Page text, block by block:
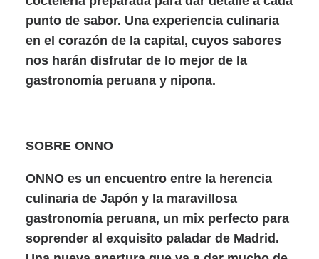
punto de sabor. Una experiencia culinaria
en el corazón de la capital, cuyos sabores
nos harán disfrutar de lo mejor de la
gastronomía peruana y nipona.
SOBRE ONNO
ONNO es un encuentro entre la herencia
culinaria de Japón y la maravillosa
gastronomía peruana, un mix perfecto para
soprender al exquisito paladar de Madrid.